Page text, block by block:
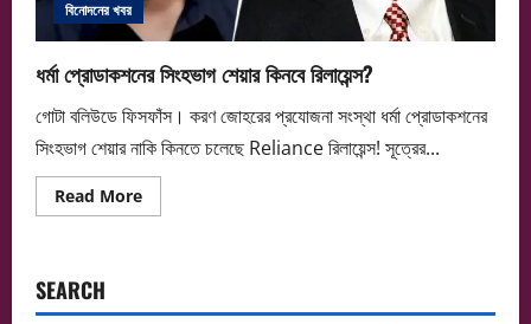
বিনোদনের খবর
ধর্মা প্রোডাকশনের সিংহভাগ শেয়ার কিনবে রিলায়েন্স?
গোটা বলিউডে ফিসফাঁস। করণ জোহরের প্রযোজনা সংস্থা ধর্মা প্রোডাকশনের
সিংহভাগ শেয়ার নাকি কিনতে চলেছে Reliance রিলায়েন্স! সূত্রের...
Read MoreRead
more
কিনবে
SEARCH